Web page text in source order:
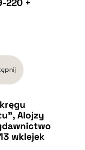
220 +
Alojzy
wklejek